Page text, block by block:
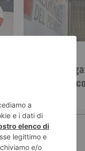
Pd: “Non
aziende che